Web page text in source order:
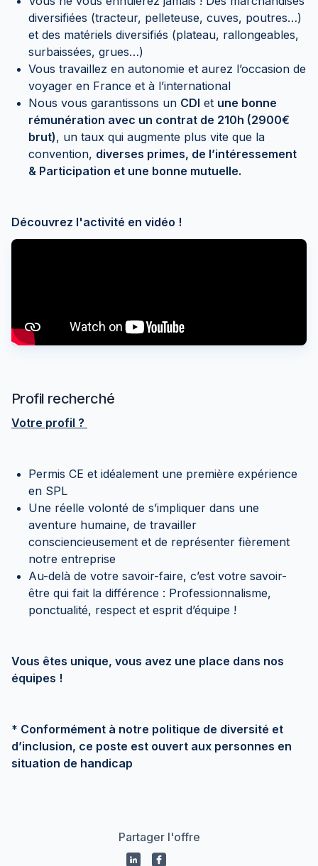
diversifiées (tracteur, pelleteuse, cuves, poutres…)
et des matériels diversifiés (plateau, rallongeables,
surbaissées, grues…)
Vous travaillez en autonomie et aurez l’occasion de
voyager en France et à l’international
Nous vous garantissons un CDI et une bonne
rémunération avec un contrat de 210h (2900€
brut), un taux qui augmente plus vite que la
convention, diverses primes, de l’intéressement
& Participation et une bonne mutuelle.
Découvrez l'activité en vidéo !
Profil recherché
Votre profil ?
Permis CE et idéalement une première expérience
en SPL
Une réelle volonté de s’impliquer dans une
aventure humaine, de travailler
consciencieusement et de représenter fièrement
notre entreprise
Au-delà de votre savoir-faire, c’est votre savoir-
être qui fait la différence : Professionnalisme,
ponctualité, respect et esprit d’équipe !
Vous êtes unique, vous avez une place dans nos
équipes !
* Conformément à notre politique de diversité et
d’inclusion, ce poste est ouvert aux personnes en
situation de handicap
Partager l'offre